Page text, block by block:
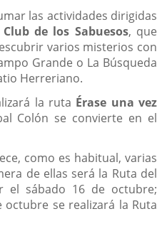
las actividades dirigidas
Club de los Sabuesos, que
varios misterios con
Grande o La Búsqueda
Herreriano.
la ruta Érase una vez
Colón se convierte en el
como es habitual, varias
de ellas será la Ruta del
el sábado 16 de octubre;
se realizará la Ruta